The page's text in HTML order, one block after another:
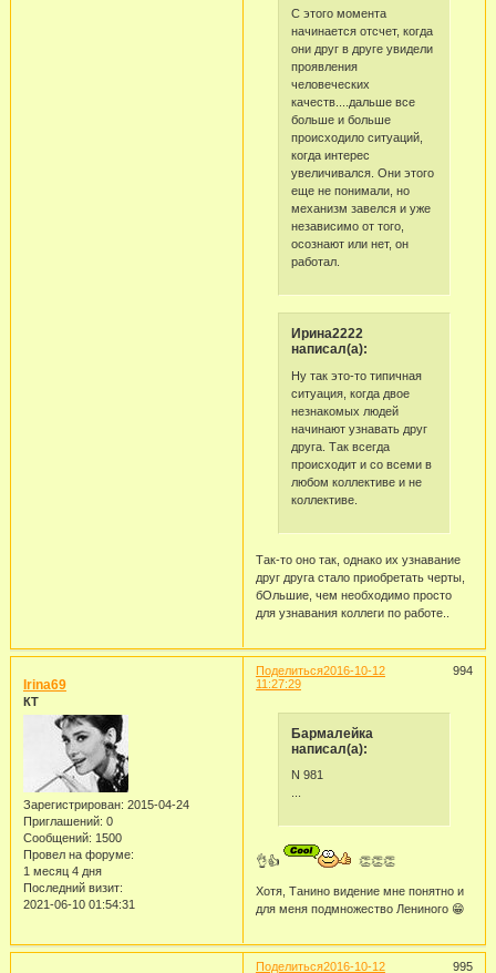
С этого момента
начинается отсчет, когда
они друг в друге увидели
проявления
человеческих
качеств....дальше все
больше и больше
происходило ситуаций,
когда интерес
увеличивался. Они этого
еще не понимали, но
механизм завелся и уже
независимо от того,
осознают или нет, он
работал.
Ирина2222
написал(а):
Ну так это-то типичная
ситуация, когда двое
незнакомых людей
начинают узнавать друг
друга. Так всегда
происходит и со всеми в
любом коллективе и не
коллективе.
Так-то оно так, однако их узнавание
друг друга стало приобретать черты,
бОльшие, чем необходимо просто
для узнавания коллеги по работе..
Поделиться 994
2016-10-12
11:27:29
Irina69
КТ
Зарегистрирован: 2015-04-24
Приглашений: 0
Сообщений: 1500
Провел на форуме:
1 месяц 4 дня
Последний визит:
2021-06-10 01:54:31
Бармалейка
написал(а):
N 981
👌👍 👏👏👏
Хотя, Танино видение мне понятно и
для меня подмножество Лениного 😁
Поделиться 995
2016-10-12